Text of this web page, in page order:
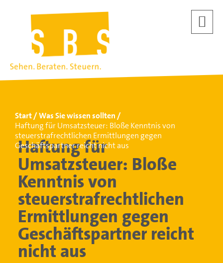
Start
Was Sie wissen sollten
Haftung für Umsatzsteuer: Bloße Kenntnis von
steuerstrafrechtlichen Ermittlungen gegen
Geschäftspartner reicht nicht aus
Haftung für
Umsatzsteuer: Bloße
Kenntnis von
steuerstrafrechtlichen
Ermittlungen gegen
Geschäftspartner reicht
nicht aus